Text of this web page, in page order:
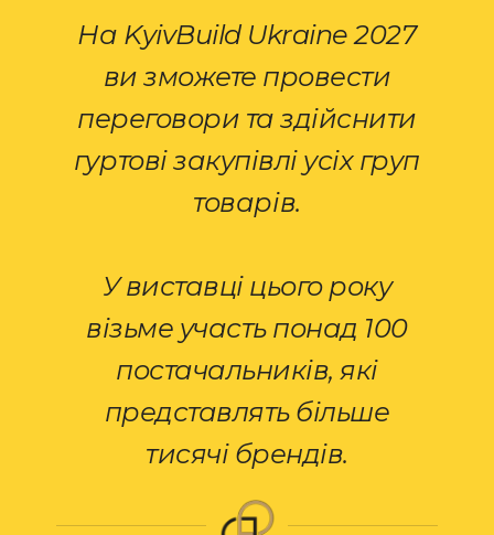
На KyivBuild Ukraine 2027
ви зможете провести
переговори та здійснити
гуртові закупівлі усіх груп
товарів.
У виставці цього року
візьме участь понад 100
постачальників, які
представлять більше
тисячі брендів.